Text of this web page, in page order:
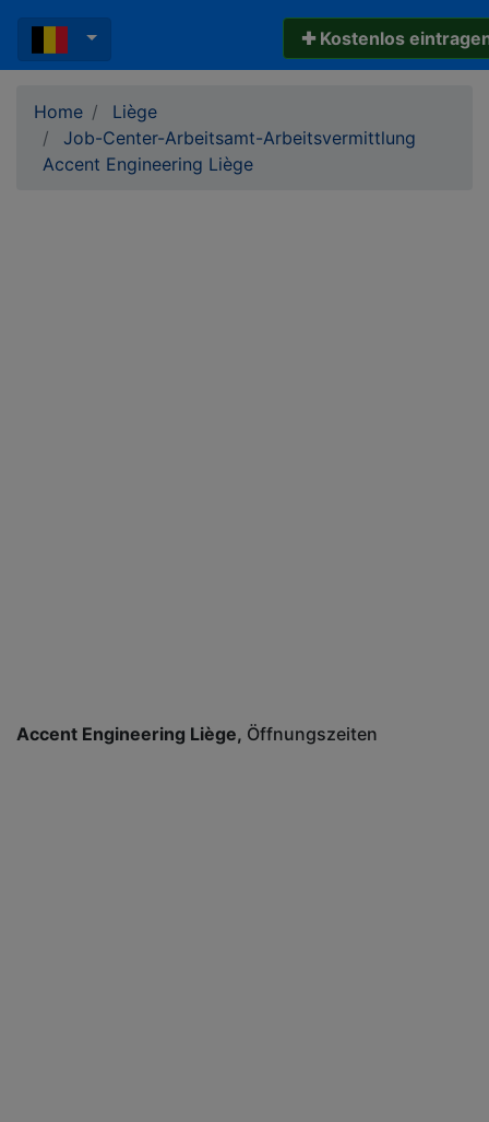
✚ Kostenlos
Home
Liège
Job-Center-Arbeitsamt-Arbeitsvermittlung
Accent Engineering Liège
Accent Engineering Liège Öffnungszeiten